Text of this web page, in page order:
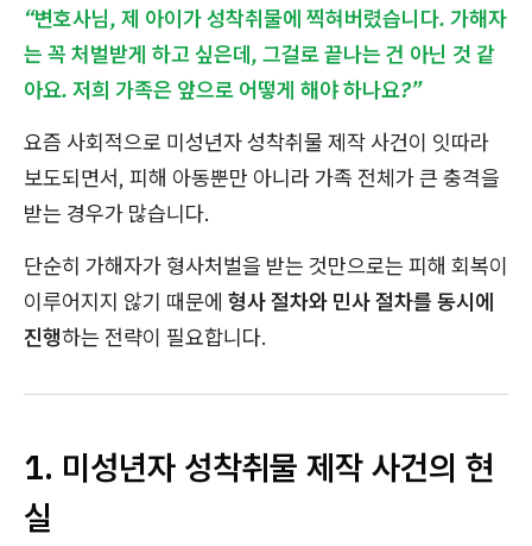
“변호사님, 제 아이가 성착취물에 찍혀버렸습니다. 가해자
는 꼭 처벌받게 하고 싶은데, 그걸로 끝나는 건 아닌 것 같
아요. 저희 가족은 앞으로 어떻게 해야 하나요?”
요즘 사회적으로 미성년자 성착취물 제작 사건이 잇따라
보도되면서, 피해 아동뿐만 아니라 가족 전체가 큰 충격을
받는 경우가 많습니다.
단순히 가해자가 형사처벌을 받는 것만으로는 피해 회복이
이루어지지 않기 때문에 형사 절차와 민사 절차를 동시에
진행하는 전략이 필요합니다.
1. 미성년자 성착취물 제작 사건의 현
실